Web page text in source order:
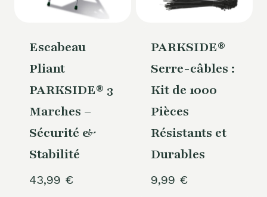
Escabeau
Pliant
PARKSIDE® 3
Marches –
Sécurité &
Stabilité
43,99 €
PARKSIDE®
Serre-câbles :
Kit de 1000
Pièces
Résistants et
Durables
9,99 €